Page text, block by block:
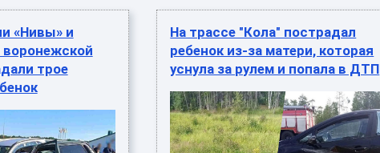
«Нивы» и
воронежской
трое
На трассе "Кола" пострадал
ребенок из-за матери, которая
уснула за рулем и попала в ДТП